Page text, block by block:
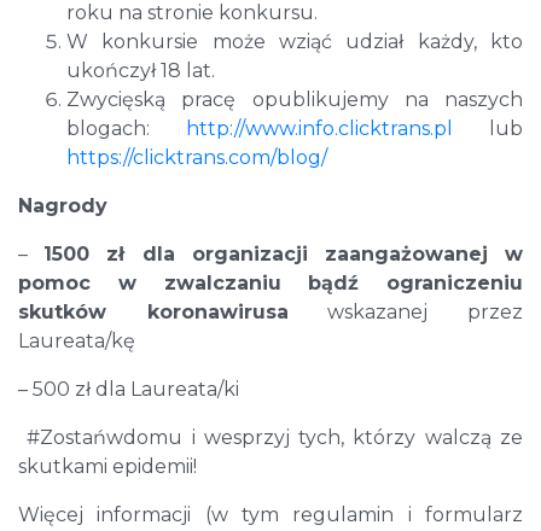
roku na stronie konkursu.
W konkursie może wziąć udział każdy, kto
ukończył 18 lat.
Zwycięską pracę opublikujemy na naszych
blogach:
http://www.info.clicktrans.pl
lub
https://clicktrans.com/blog/
Nagrody
– 1500 zł dla organizacji zaangażowanej w
pomoc w zwalczaniu bądź ograniczeniu
skutków koronawirusa wskazanej przez
Laureata/kę
– 500 zł dla Laureata/ki
#Zostańwdomu i wesprzyj tych, którzy walczą ze
skutkami epidemii!
Więcej informacji (w tym regulamin i formularz